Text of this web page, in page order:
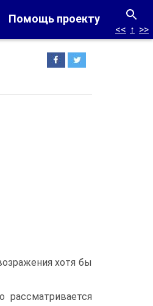
Помощь проекту
<< ↑ >>
хотя бы
рассматривается